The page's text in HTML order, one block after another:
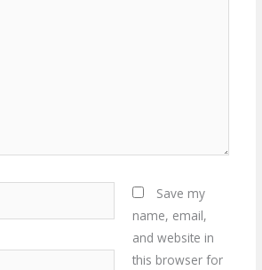
Save my
name, email,
and website in
this browser for